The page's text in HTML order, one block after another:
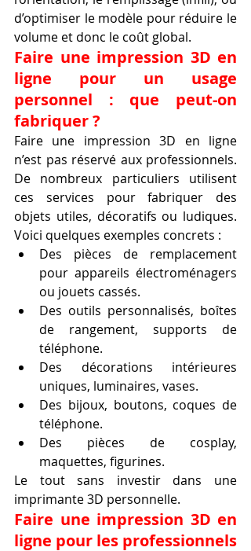
d’optimiser le modèle pour réduire le
volume et donc le coût global.
Faire une impression 3D en
ligne pour un usage
personnel : que peut-on
fabriquer ?
Faire une impression 3D en ligne
n’est pas réservé aux professionnels.
De nombreux particuliers utilisent
ces services pour fabriquer des
objets utiles, décoratifs ou ludiques.
Voici quelques exemples concrets :
Des pièces de remplacement
pour appareils électroménagers
ou jouets cassés.
Des outils personnalisés, boîtes
de rangement, supports de
téléphone.
Des décorations intérieures
uniques, luminaires, vases.
Des bijoux, boutons, coques de
téléphone.
Des pièces de cosplay,
maquettes, figurines.
Le tout sans investir dans une
imprimante 3D personnelle.
Faire une impression 3D en
ligne pour les professionnels